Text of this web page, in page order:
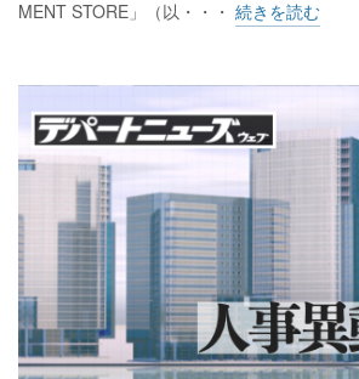
戸はインバウンドも好調で、美術・宝飾
イント改善した。大型クルーズ船の寄港
ンバウンド需要も拡大した。
商品別では、主要5品目のうち衣料品、
前年を上回った。主力の衣料品は、気温
ト、ブルゾンといった冬物アウター類が
だった。身の回り品は好不調に地域差が
果が見られる店舗ではラグジュアリーブ
MENT STORE」（以・・・ 続きを読む